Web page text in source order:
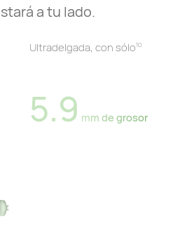
a tu lado.
Ultradelgada, con sólo10
5.9 mm de grosor